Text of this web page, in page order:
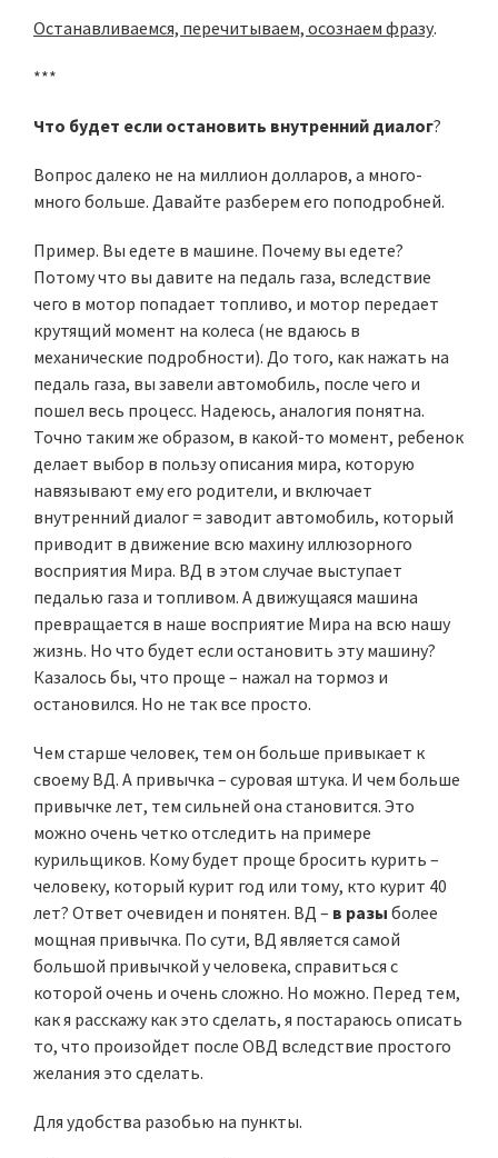
Останавливаемся, перечитываем, осознаем фразу.
***
Что будет если остановить внутренний диалог?
Вопрос далеко не на миллион долларов, а много-
много больше. Давайте разберем его поподробней.
Пример. Вы едете в машине. Почему вы едете?
Потому что вы давите на педаль газа, вследствие
чего в мотор попадает топливо, и мотор передает
крутящий момент на колеса (не вдаюсь в
механические подробности). До того, как нажать на
педаль газа, вы завели автомобиль, после чего и
пошел весь процесс. Надеюсь, аналогия понятна.
Точно таким же образом, в какой-то момент, ребенок
делает выбор в пользу описания мира, которую
навязывают ему его родители, и включает
внутренний диалог = заводит автомобиль, который
приводит в движение всю махину иллюзорного
восприятия Мира. ВД в этом случае выступает
педалью газа и топливом. А движущаяся машина
превращается в наше восприятие Мира на всю нашу
жизнь. Но что будет если остановить эту машину?
Казалось бы, что проще – нажал на тормоз и
остановился. Но не так все просто.
Чем старше человек, тем он больше привыкает к
своему ВД. А привычка – суровая штука. И чем больше
привычке лет, тем сильней она становится. Это
можно очень четко отследить на примере
курильщиков. Кому будет проще бросить курить –
человеку, который курит год или тому, кто курит 40
лет? Ответ очевиден и понятен. ВД – в разы более
мощная привычка. По сути, ВД является самой
большой привычкой у человека, справиться с
которой очень и очень сложно. Но можно. Перед тем,
как я расскажу как это сделать, я постараюсь описать
то, что произойдет после ОВД вследствие простого
желания это сделать.
Для удобства разобью на пункты.